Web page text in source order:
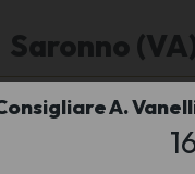
Saronno
A.